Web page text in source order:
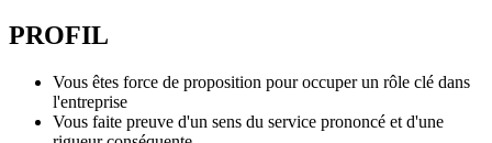
PROFIL
Vous êtes force de proposition pour occuper un rôle clé dans
l'entreprise
Vous faite preuve d'un sens du service prononcé et d'une